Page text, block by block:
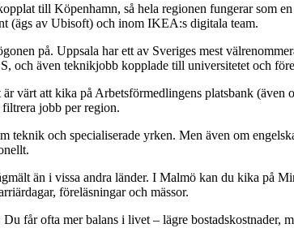
till Köpenhamn, så hela regionen fungerar som
(ägs av Ubisoft) och inom IKEA:s digitala team.
på. Uppsala har ett av Sveriges mest
även teknikjobb kopplade till universitetet och
att kika på Arbetsförmedlingens platsbank (även
jobb per region.
och specialiserade yrken. Men även om
än i vissa andra länder. I Malmö kan du kika på
föreläsningar och mässor.
får ofta mer balans i livet – lägre bostadskostnader,